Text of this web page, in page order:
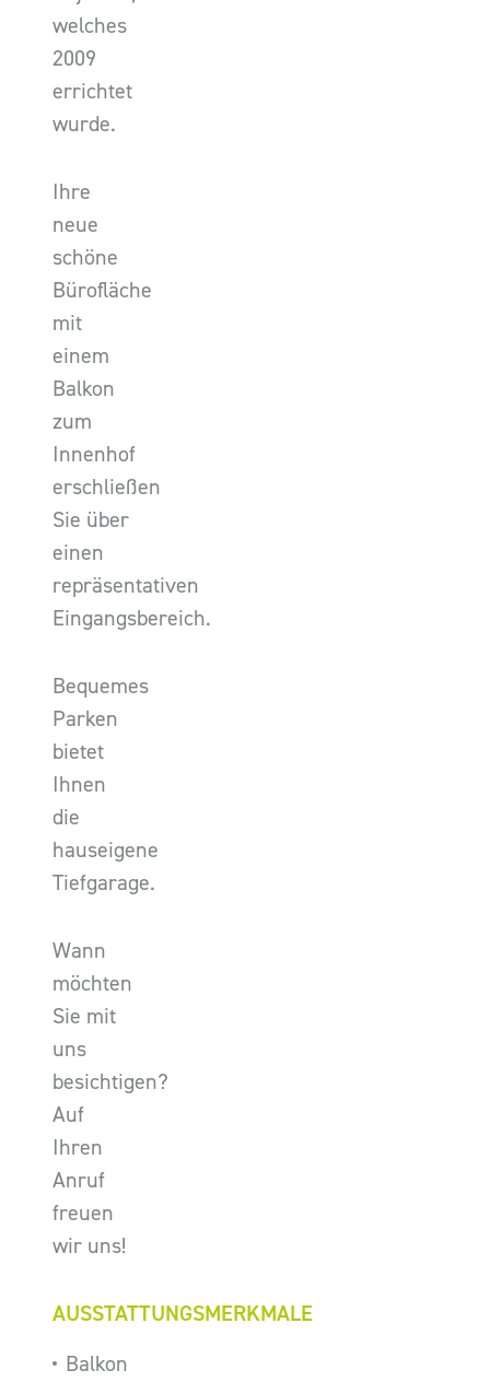
welches
2009
errichtet
wurde.
Ihre
neue
schöne
Bürofläche
mit
einem
Balkon
zum
Innenhof
erschließen
Sie über
einen
repräsentativen
Eingangsbereich.
Bequemes
Parken
bietet
Ihnen
die
hauseigene
Tiefgarage.
Wann
möchten
Sie mit
uns
besichtigen?
Auf
Ihren
Anruf
freuen
wir uns!
AUSSTATTUNGSMERKMALE
Balkon